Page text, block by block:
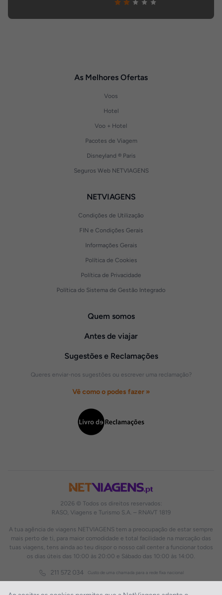
2026 © Todos os direitos reservados:
RASO, Viagens e Turismo S.A. – RNAVT 1819
A tua agência de viagens NETVIAGENS tem a preocupação de estar sempre
mais perto de ti, para maior comodidade e total facilidade na marcação das
tuas viagens, tens ainda ao teu dispor o nosso call center a funcionar todos
os dias úteis das 10:00 às 20:00 e Sábado das 10:00 às 14:00.
211 572 034 Custo de uma chamada para a rede fixa nacional
As Melhores Ofertas
Voos
Hotel
Voo + Hotel
Pacotes de Viagem
Disneyland ® Paris
Seguros Web NETVIAGENS
NETVIAGENS
Condições de Utilização
FIN e Condições Gerais
Informações Gerais
Política de Cookies
Política de Privacidade
Política do Sistema de Gestão Integrado
Quem somos
Antes de viajar
Sugestões e Reclamações
Queres enviar-nos sugestões ou escrever uma reclamação?
Vê como o podes fazer »